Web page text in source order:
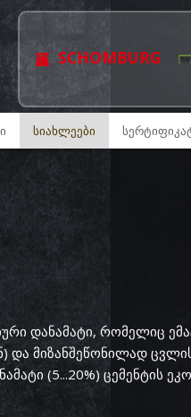
SCHOMBURG
ᲡᲘᲐᲮᲚᲔᲔᲑᲘ
დანამატი, რომელიც
და მიზანშეწონილად
(5...20%) ცემენტის